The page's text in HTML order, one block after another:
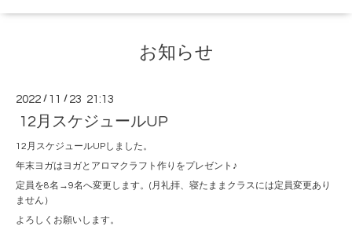
お知らせ
2022 / 11 / 23 21:13
12月スケジュールUP
12月スケジュールUPしました。
年末ヨガはヨガとアロマクラフト作りをプレゼント♪
定員を8名→9名へ変更します。(月礼拝、寝たままクラスには定員変更あり
ません）
よろしくお願いします。